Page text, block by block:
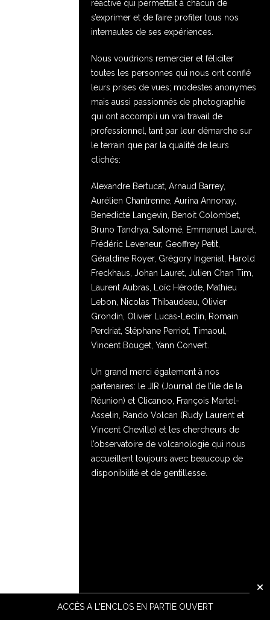
réactive qui permettait à chacun de
s’exprimer et de faire profiter tous nos
internautes de ses expériences.
Nous voudrions remercier et féliciter
toutes les personnes qui nous ont confié
leurs prises de vues; modestes anonymes
mais aussi passionnés de photographie
qui ont accompli un vrai travail de
professionnel, tant par leur démarche sur
le terrain que par la qualité de leurs
clichés:
Alexandre Bertucat, Arnaud Barrey,
Aurélien Chantrenne, Aurina Annonay,
Benedicte Langevin, Benoit Colombet,
Bruno Tandrya, Salomé, Emmanuel Lauret,
Frédéric Leveneur, Geoffrey Petit,
Géraldine Royer, Grégory Ingeniat, Harold
Freckhaus, Johan Lauret, Julien Chan Tim,
Laurent Aubras, Loïc Hérode, Mathieu
Lebon, Nicolas Thibaudeau, Olivier
Grondin, Olivier Lucas-Leclin, Romain
Perdriat, Stéphane Perriot, Timaoul,
Vincent Bouget, Yann Convert.
Un grand merci également à nos
partenaires: le JIR (Journal de l’île de la
Réunion) et Clicanoo, François Martel-
Asselin, Rando Volcan (Rudy Laurent et
Vincent Cheville) et les chercheurs de
l’observatoire de volcanologie qui nous
accueillent toujours avec beaucoup de
disponibilité et de gentillesse.
ACCÈS A L'ENCLOS EN PARTIE OUVERT